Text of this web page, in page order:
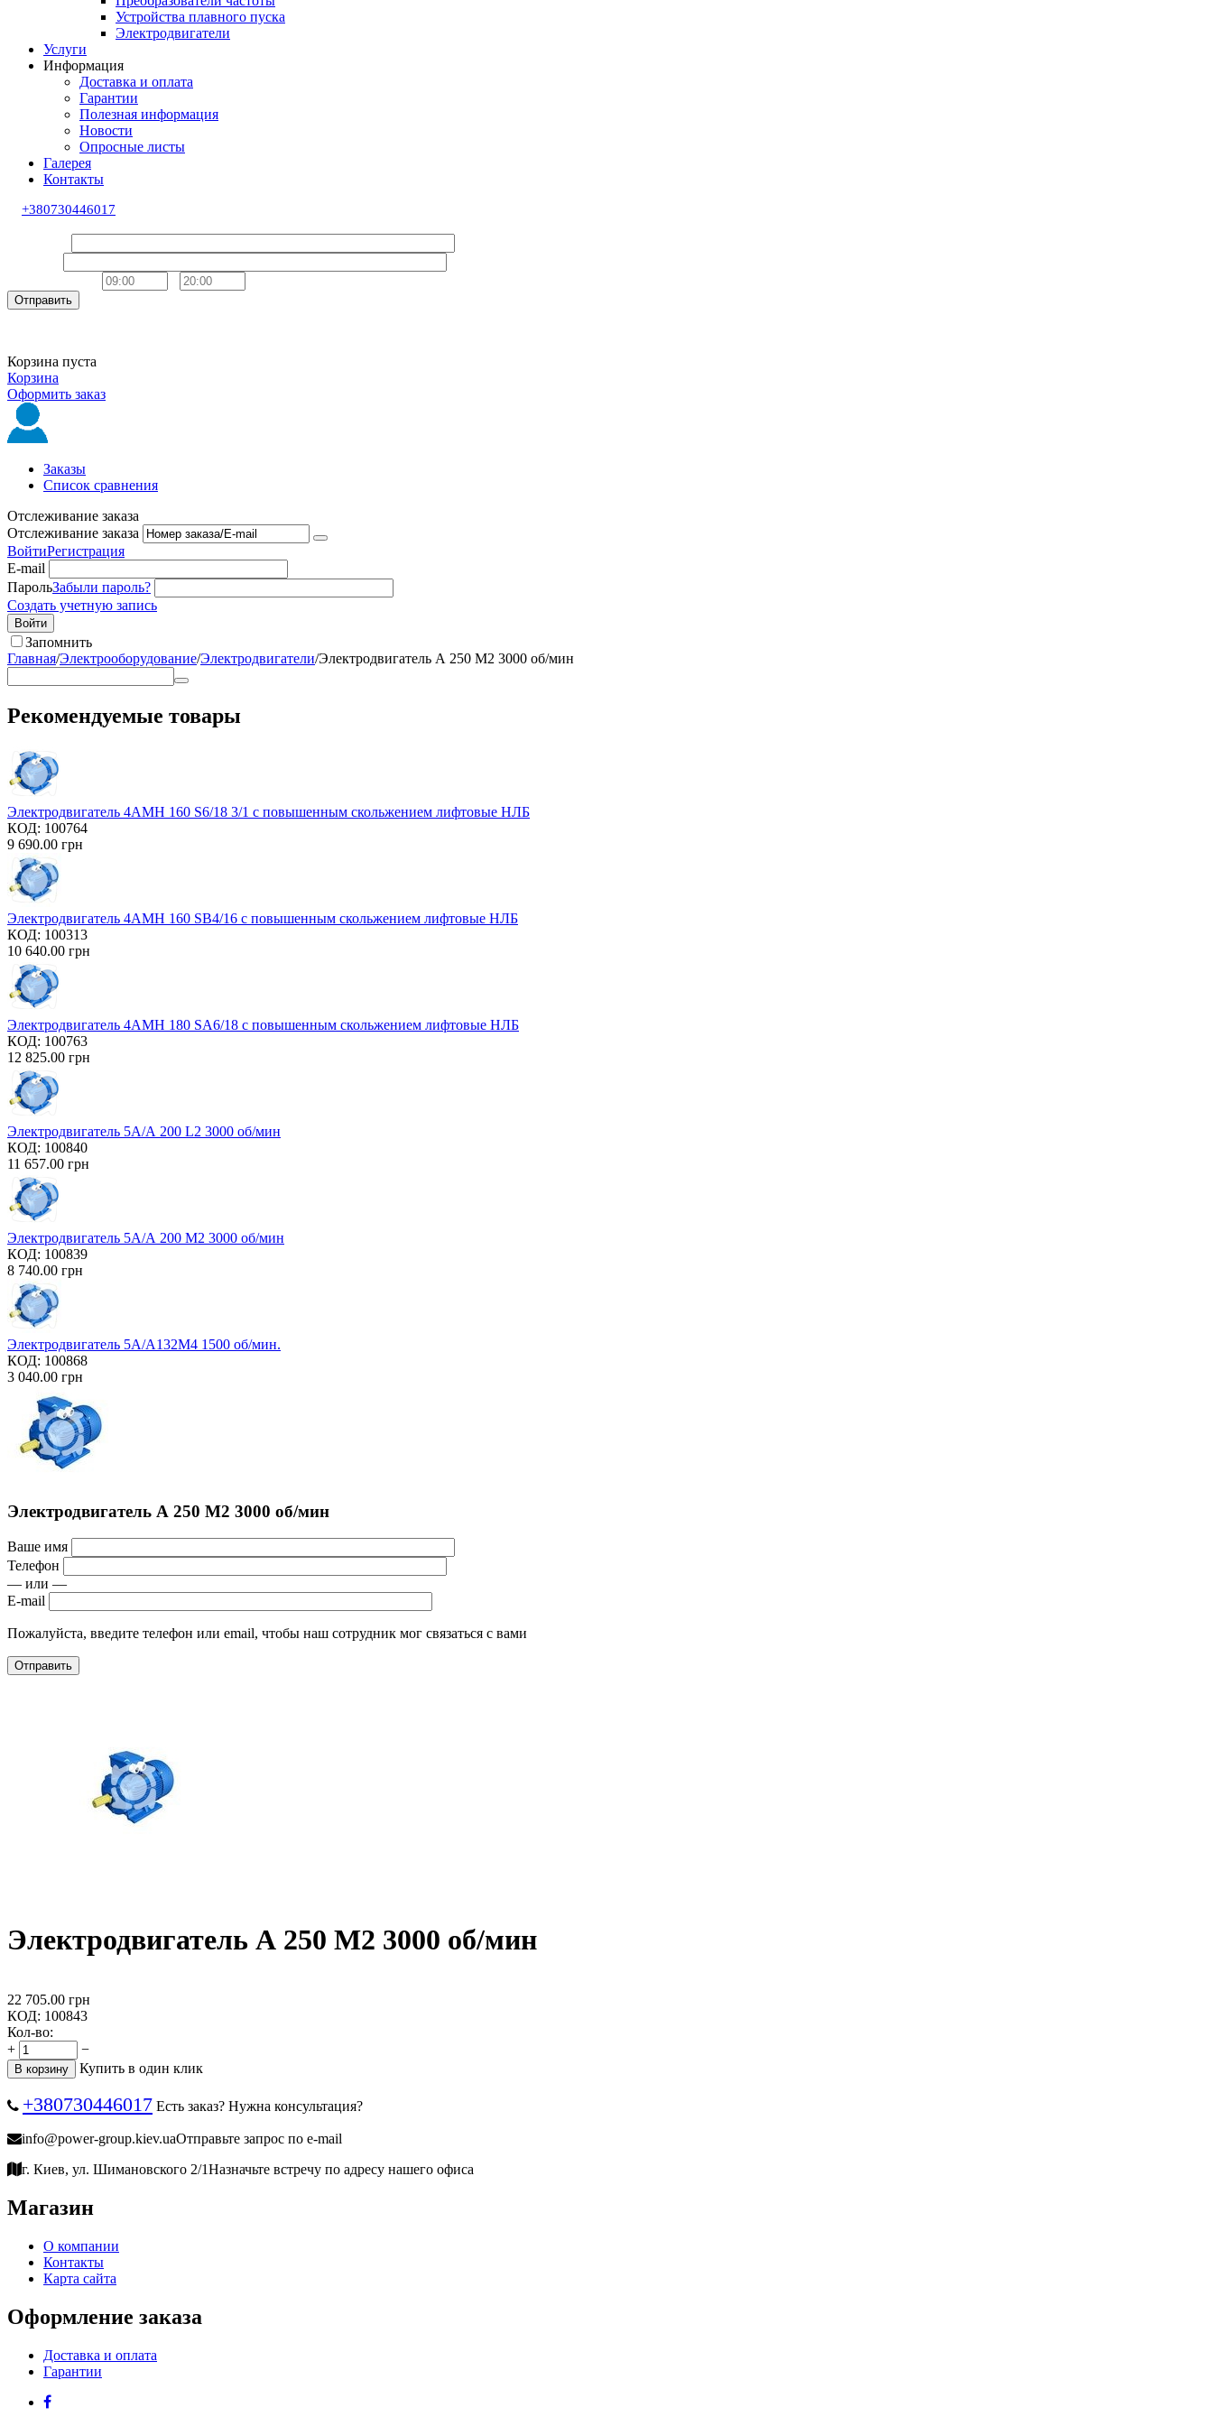
Устройства плавного пуска
Электродвигатели
Услуги
Информация
Доставка и оплата
Гарантии
Полезная информация
Новости
Опросные листы
Галерея
Контакты
+380730446017
Отправить
Корзина пуста
Корзина
Оформить заказ
Заказы
Список сравнения
Отслеживание заказа
Отслеживание заказа
ВойтиРегистрация
E-mail
ПарольЗабыли пароль?
Создать учетную запись
Войти
Запомнить
Главная/Электрооборудование/Электродвигатели/Электродвигатель А 250 М2 3000 об/мин
Рекомендуемые товары
Электродвигатель 4AMH 160 S6/18 3/1 с повышенным скольжением лифтовые НЛБ
КОД: 100764
9 690.00 грн
Электродвигатель 4AMH 160 SB4/16 с повышенным скольжением лифтовые НЛБ
КОД: 100313
10 640.00 грн
Электродвигатель 4AMH 180 SA6/18 с повышенным скольжением лифтовые НЛБ
КОД: 100763
12 825.00 грн
Электродвигатель 5А/А 200 L2 3000 об/мин
КОД: 100840
11 657.00 грн
Электродвигатель 5А/А 200 М2 3000 об/мин
КОД: 100839
8 740.00 грн
Электродвигатель 5А/А132М4 1500 об/мин.
КОД: 100868
3 040.00 грн
Электродвигатель А 250 М2 3000 об/мин
Ваше имя
Телефон
— или —
E-mail
Пожалуйста, введите телефон или email, чтобы наш сотрудник мог связаться с вами
Отправить
Электродвигатель А 250 М2 3000 об/мин
22 705.00 грн
КОД: 100843
Кол-во:
+
−
В корзину Купить в один клик
+380730446017 Есть заказ? Нужна консультация?
info@power-group.kiev.uaОтправьте запрос по e-mail
г. Киев, ул. Шимановского 2/1Назначьте встречу по адресу нашего офиса
Магазин
О компании
Контакты
Карта сайта
Оформление заказа
Доставка и оплата
Гарантии